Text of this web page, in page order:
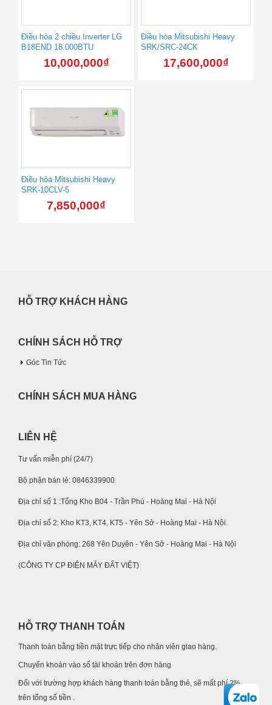
Điều hòa 2 chiều Inverter LG
B18END 18.000BTU
10,000,000₫
Điều hòa Mitsubishi Heavy
SRK/SRC-24CK
17,600,000₫
Điều hòa Mitsubishi Heavy
SRK-10CLV-5
7,850,000₫
HỖ TRỢ KHÁCH HÀNG
CHÍNH SÁCH HỖ TRỢ
Góc Tin Tức
CHÍNH SÁCH MUA HÀNG
LIÊN HỆ
Tư vấn miễn phí (24/7)
Bộ phận bán lẻ: 0846339900
Địa chỉ số 1 :Tổng Kho B04 - Trần Phú - Hoàng Mai - Hà Nội
Địa chỉ số 2: Kho KT3, KT4, KT5 - Yên Sở - Hoàng Mai - Hà Nội.
Địa chỉ văn phòng: 268 Yên Duyên - Yên Sở - Hoàng Mai - Hà Nội
(CÔNG TY CP ĐIỆN MÁY ĐẤT VIỆT)
HỖ TRỢ THANH TOÁN
Thanh toán bằng tiền mặt trực tiếp cho nhân viên giao hàng.
Chuyển khoản vào số tài khoản trên đơn hàng
Đối với trường hợp khách hàng thanh toán bằng thẻ, sẽ mất phí 2%
trên tổng số tiền .